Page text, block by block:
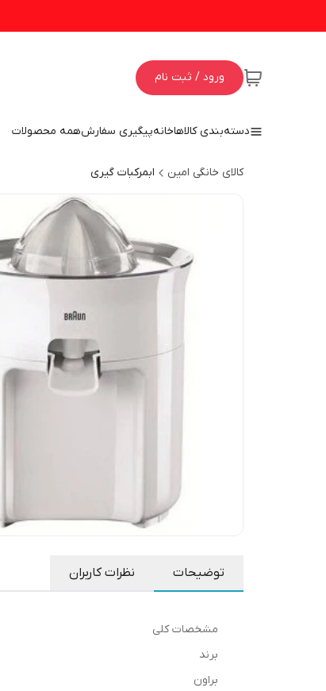
ورود / ثبت نام
دسته‌بندی کالاهاخانهپیگیری سفارشهمه محصولات
کالای خانگی امین ابمرکبات گیری
توضیحات نظرات کاربران
مشخصات کلی
برند
براون